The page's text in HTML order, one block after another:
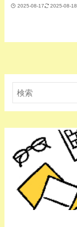
2025-08-17 2025-08-18